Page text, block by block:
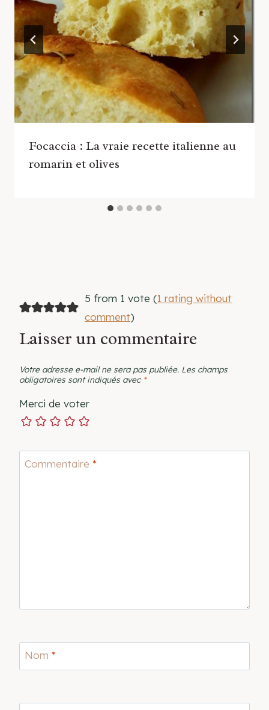
Focaccia : La vraie recette italienne au
romarin et olives
5 from 1 vote (1 rating without
comment)
Laisser un commentaire
Votre adresse e-mail ne sera pas publiée. Les champs
obligatoires sont indiqués avec *
Merci de voter
Commentaire *
Nom *